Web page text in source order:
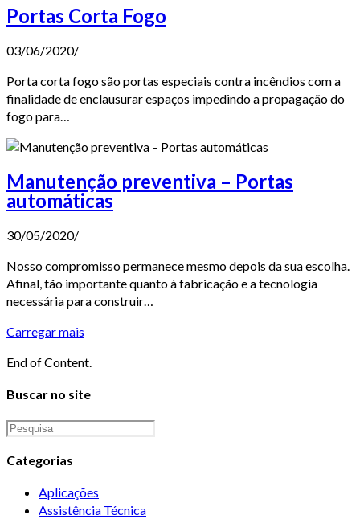
Portas Corta Fogo
03/06/2020/
Porta corta fogo são portas especiais contra incêndios com a
finalidade de enclausurar espaços impedindo a propagação do
fogo para…
Manutenção preventiva – Portas
automáticas
30/05/2020/
Nosso compromisso permanece mesmo depois da sua escolha.
Afinal, tão importante quanto à fabricação e a tecnologia
necessária para construir…
Carregar mais
End of Content.
Buscar no site
Categorias
Aplicações
Assistência Técnica